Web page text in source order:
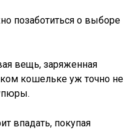
позаботиться о выборе
вещь, заряженная
кошельке уж точно не
впадать, покупая